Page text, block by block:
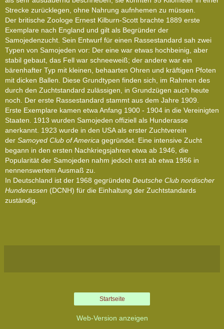
Strecke zurücklegen, ohne Nahrung aufnhemen zu müssen.
Der britische Zoologe Ernest Kilburn-Scott brachte 1889 erste
Exemplare nach England und gilt als Begründer der
Samojedenzucht. Sein Entwurf für einen Rassestandard sah zwei
Typen von Samojeden vor: Der eine war etwas hochbeinig, aber
stabil gebaut, das Fell war schneeweiß; der andere war ein
bärenhafter Typ mit kleinen, behaarten Ohren und kräftigen Pfoten
mit dicken Ballen. Diese Grundtypen finden sich, im Rahmen des
durch den Zuchtstandard zulässigen, in Grundzügen auch heute
noch. Der erste Rassestandard stammt aus dem Jahre 1909.
Erste Exemplare kamen etwa Anfang 1900 - 1904 in die Vereinigten
Staaten. 1913 wurden Samojeden offiziell als Hunderasse
anerkannt. 1923 wurde in den USA als erster Zuchtverein
der Samoyed Club of America gegründet. Eine intensive Zucht
begann in den ersten Nachkriegsjahren etwa ab 1946, die
Popularität der Samojeden nahm jedoch erst ab etwa 1956 in
nennenswertem Ausmaß zu.
In Deutschland ist der 1968 gegründete Deutsche Club nordischer
Hunderassen (DCNH) für die Einhaltung der Zuchtstandards
zuständig.
Startseite
Web-Version anzeigen